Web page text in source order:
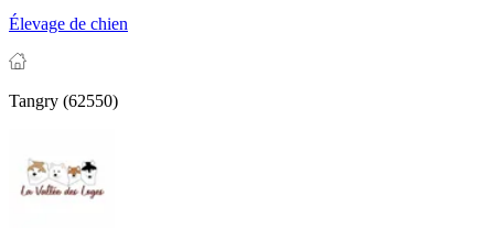
Élevage de chien
Tangry (62550)